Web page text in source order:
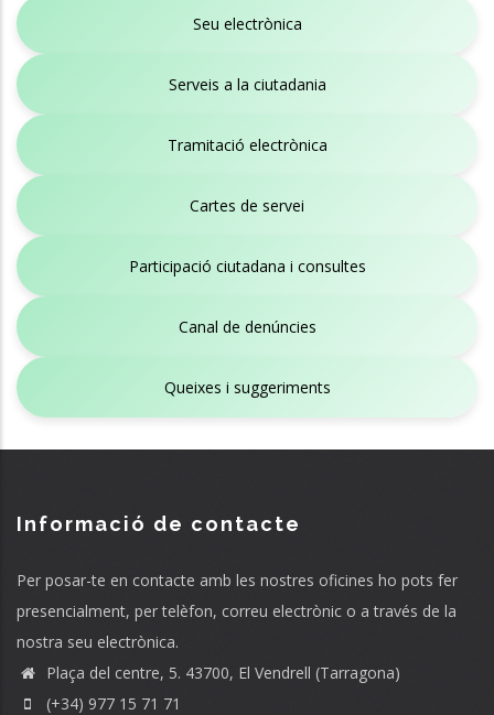
Seu electrònica
Serveis a la ciutadania
Tramitació electrònica
Cartes de servei
Participació ciutadana i consultes
Canal de denúncies
Queixes i suggeriments
Informació de contacte
Per posar-te en contacte amb les nostres oficines ho pots fer
presencialment, per telèfon, correu electrònic o a través de la
nostra seu electrònica.
Plaça del centre, 5. 43700, El Vendrell (Tarragona)
(+34) 977 15 71 71